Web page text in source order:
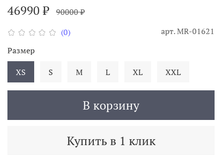
(0) арт.MR-01621
46990 ₽ 90000 ₽
В корзину
Купить в 1 клик
Размер
XS
S M L XL XXL